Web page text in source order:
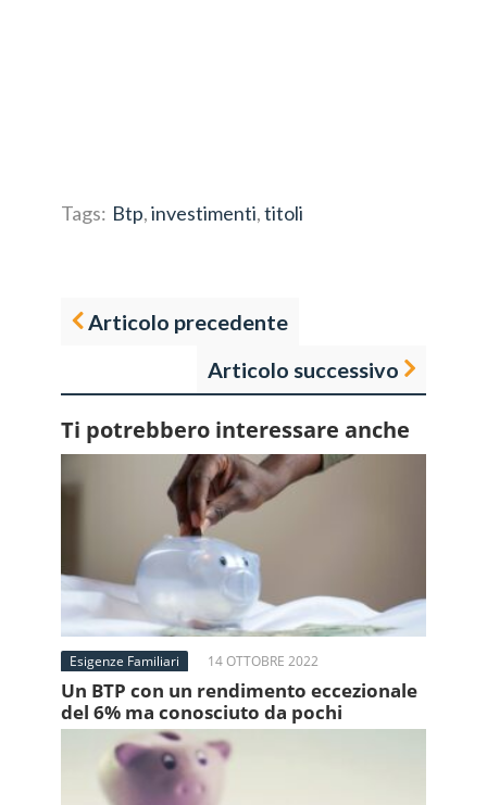
Tags: Btp,investimenti,titoli
Articolo precedente
Articolo successivo
Ti potrebbero interessare anche
Esigenze Familiari 14 OTTOBRE 2022
Un BTP con un rendimento eccezionale
del 6% ma conosciuto da pochi